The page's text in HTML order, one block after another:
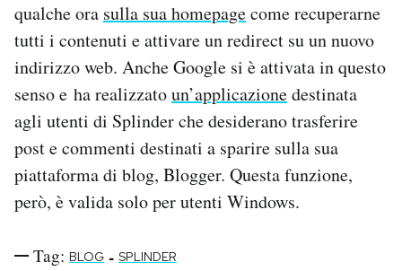
qualche ora sulla sua homepagecome recuperarne
tutti i contenuti e attivare un redirect su un nuovo
indirizzo web. Anche Google si è attivata in questo
senso e ha realizzatoun’applicazionedestinata
agli utenti di Splinder che desiderano trasferire
post e commenti destinati a sparire sulla sua
piattaforma di blog, Blogger. Questa funzione,
però, è valida solo per utenti Windows.
Tag: BLOG - SPLINDER